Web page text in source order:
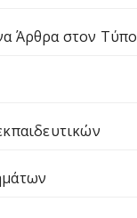
Άρθρα στον Τύπο